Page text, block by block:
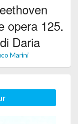
opera 125.
Daria
Marini